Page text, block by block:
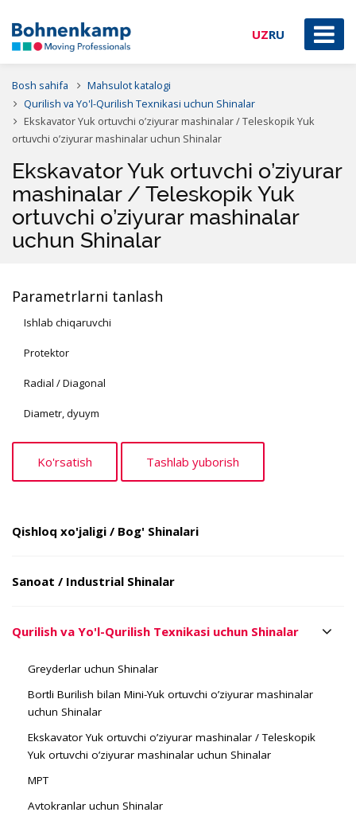
UZRU
Bosh sahifa
Mahsulot katalogi
Qurilish va Yo'l-Qurilish Texnikasi uchun Shinalar
Ekskavator Yuk ortuvchi o’ziyurar mashinalar / Teleskopik Yuk
ortuvchi o’ziyurar mashinalar uchun Shinalar
Ekskavator Yuk ortuvchi o’ziyurar
mashinalar / Teleskopik Yuk
ortuvchi o’ziyurar mashinalar
uchun Shinalar
Parametrlarni tanlash
Ishlab chiqaruvchi
Protektor
Radial / Diagonal
Diametr, dyuym
Qishloq xo'jaligi / Bog' Shinalari
Sanoat / Industrial Shinalar
Qurilish va Yo'l-Qurilish Texnikasi uchun Shinalar
Greyderlar uchun Shinalar
Bortli Burilish bilan Mini-Yuk ortuvchi o’ziyurar mashinalar
uchun Shinalar
Ekskavator Yuk ortuvchi o’ziyurar mashinalar / Teleskopik
Yuk ortuvchi o’ziyurar mashinalar uchun Shinalar
MPT
Avtokranlar uchun Shinalar